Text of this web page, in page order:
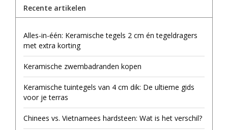
Recente artikelen
Alles-in-één: Keramische tegels 2 cm én tegeldragers
met extra korting
Keramische zwembadranden kopen
Keramische tuintegels van 4 cm dik: De ultieme gids
voor je terras
Chinees vs. Vietnamees hardsteen: Wat is het verschil?